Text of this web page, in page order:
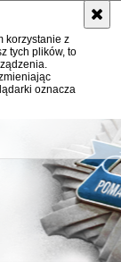
korzystanie z
tych plików, to
oznacza